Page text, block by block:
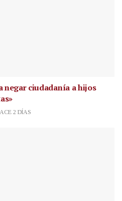
ciudadanía a hijos
2 DÍAS